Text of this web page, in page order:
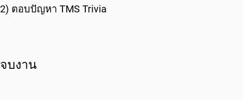
2) ตอบปัญหา TMS Trivia
จบงาน